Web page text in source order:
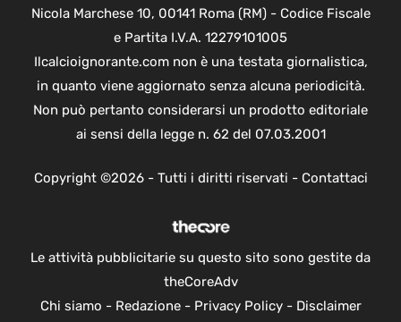
Nicola Marchese 10, 00141 Roma (RM) - Codice Fiscale
e Partita I.V.A. 12279101005
Ilcalcioignorante.com non è una testata giornalistica,
in quanto viene aggiornato senza alcuna periodicità.
Non può pertanto considerarsi un prodotto editoriale
ai sensi della legge n. 62 del 07.03.2001
Copyright ©2026 - Tutti i diritti riservati - Contattaci
Le attività pubblicitarie su questo sito sono gestite da
theCoreAdv
Chi siamo - Redazione- Privacy Policy- Disclaimer